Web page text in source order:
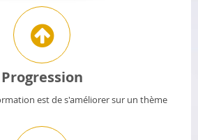
Progression
est de s'améliorer sur un thème